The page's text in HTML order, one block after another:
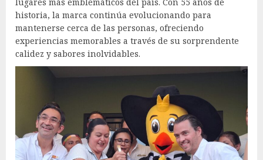
historia, la marca continúa evolucionando para
mantenerse cerca de las personas, ofreciendo
experiencias memorables a través de su sorprendente
calidez y sabores inolvidables.